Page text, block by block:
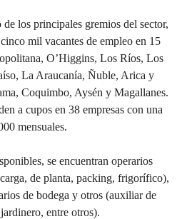
los principales gremios del sector,
mil vacantes de empleo en 15
O’Higgins, Los Ríos, Los
La Araucanía, Ñuble, Arica y
Coquimbo, Aysén y Magallanes.
a cupos en 38 empresas con una
mensuales.
se encuentran operarios
de planta, packing, frigorífico),
de bodega y otros (auxiliar de
entre otros).